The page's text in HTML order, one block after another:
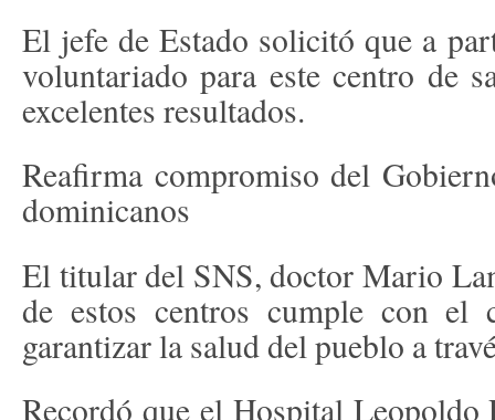
El jefe de Estado solicitó que a
voluntariado para este centro de
excelentes resultados.
Reafirma compromiso del
dominicanos
El titular del SNS, doctor Mario
de estos centros cumple con el
garantizar la salud del pueblo a
Recordó que el Hospital